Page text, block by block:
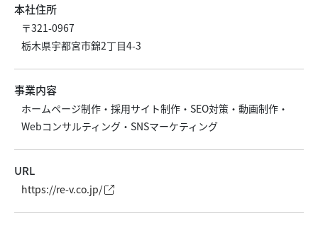
本社住所
〒321-0967
栃木県宇都宮市錦2丁目4-3
事業内容
ホームページ制作・採用サイト制作・SEO対策・動画制作・
Webコンサルティング・SNSマーケティング
URL
https://re-v.co.jp/